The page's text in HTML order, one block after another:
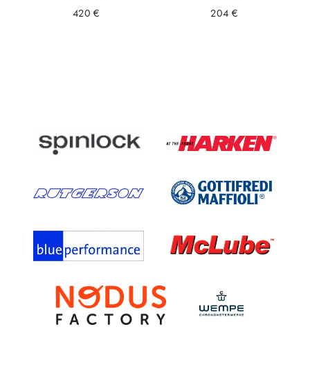
420 € 204 €